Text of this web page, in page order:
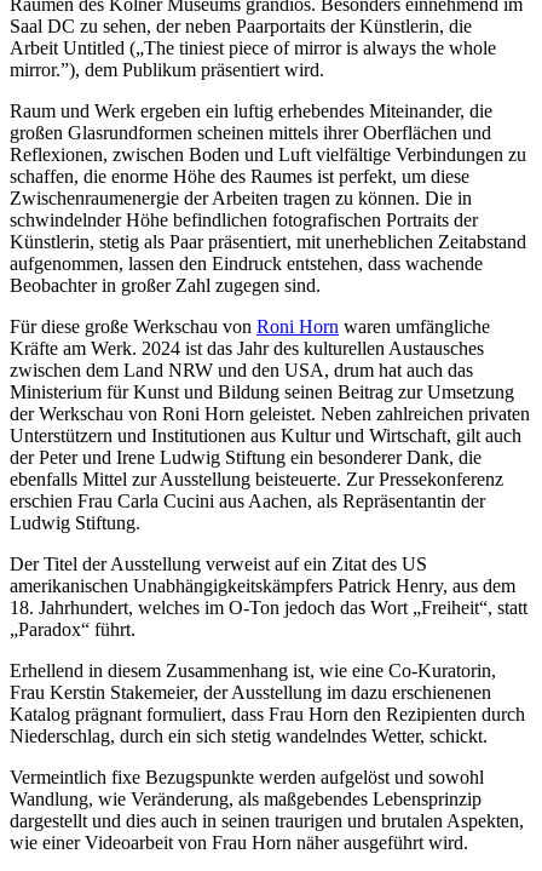
Saal DC zu sehen, der neben Paarportaits der Künstlerin, die
Arbeit Untitled („The tiniest piece of mirror is always the whole
mirror.”), dem Publikum präsentiert wird.
Raum und Werk ergeben ein luftig erhebendes Miteinander, die
großen Glasrundformen scheinen mittels ihrer Oberflächen und
Reflexionen, zwischen Boden und Luft vielfältige Verbindungen zu
schaffen, die enorme Höhe des Raumes ist perfekt, um diese
Zwischenraumenergie der Arbeiten tragen zu können. Die in
schwindelnder Höhe befindlichen fotografischen Portraits der
Künstlerin, stetig als Paar präsentiert, mit unerheblichen Zeitabstand
aufgenommen, lassen den Eindruck entstehen, dass wachende
Beobachter in großer Zahl zugegen sind.
Für diese große Werkschau von Roni Horn waren umfängliche
Kräfte am Werk. 2024 ist das Jahr des kulturellen Austausches
zwischen dem Land NRW und den USA, drum hat auch das
Ministerium für Kunst und Bildung seinen Beitrag zur Umsetzung
der Werkschau von Roni Horn geleistet. Neben zahlreichen privaten
Unterstützern und Institutionen aus Kultur und Wirtschaft, gilt auch
der Peter und Irene Ludwig Stiftung ein besonderer Dank, die
ebenfalls Mittel zur Ausstellung beisteuerte. Zur Pressekonferenz
erschien Frau Carla Cucini aus Aachen, als Repräsentantin der
Ludwig Stiftung.
Der Titel der Ausstellung verweist auf ein Zitat des US
amerikanischen Unabhängigkeitskämpfers Patrick Henry, aus dem
18. Jahrhundert, welches im O-Ton jedoch das Wort „Freiheit“, statt
„Paradox“ führt.
Erhellend in diesem Zusammenhang ist, wie eine Co-Kuratorin,
Frau Kerstin Stakemeier, der Ausstellung im dazu erschienenen
Katalog prägnant formuliert, dass Frau Horn den Rezipienten durch
Niederschlag, durch ein sich stetig wandelndes Wetter, schickt.
Vermeintlich fixe Bezugspunkte werden aufgelöst und sowohl
Wandlung, wie Veränderung, als maßgebendes Lebensprinzip
dargestellt und dies auch in seinen traurigen und brutalen Aspekten,
wie einer Videoarbeit von Frau Horn näher ausgeführt wird.